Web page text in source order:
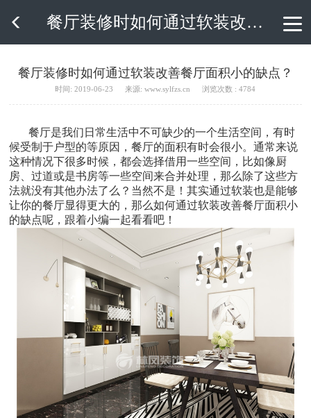
 餐厅装修时如何通过软装改善餐厅面积小的缺点？
餐厅装修时如何通过软装改善餐厅面积小的缺点？
时间: 2019-06-23 来源: www.sylfzs.cn 浏览次数 : 4784
餐厅是我们日常生活中不可缺少的一个生活空间，有时
候受制于户型的等原因，餐厅的面积有时会很小。通常来说
这种情况下很多时候，都会选择借用一些空间，比如像厨
房、过道或是书房等一些空间来合并处理，那么除了这些方
法就没有其他办法了么？当然不是！其实通过软装也是能够
让你的餐厅显得更大的，那么如何通过软装改善餐厅面积小
的缺点呢，跟着小编一起看看吧！